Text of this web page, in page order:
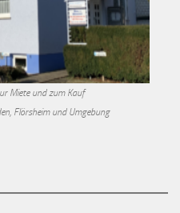
Miete und zum Kauf
Flörsheim und Umgebung